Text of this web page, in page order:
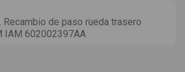
Recambio de paso rueda trasero
IAM 602002397AA